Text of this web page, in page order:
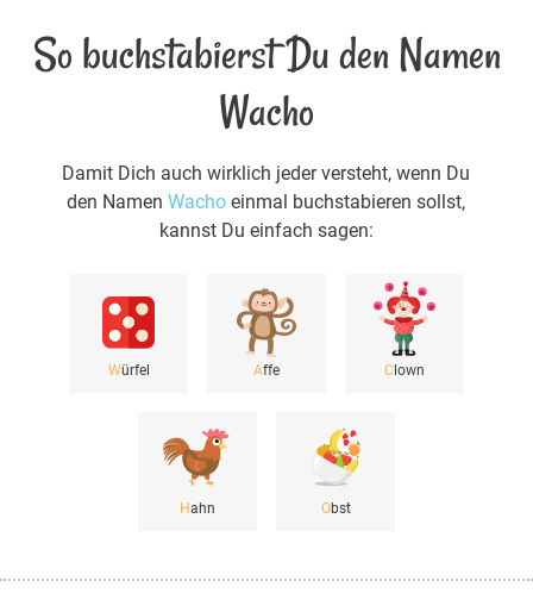
So buchstabierst Du den Namen
Wacho
Damit Dich auch wirklich jeder versteht, wenn Du
den NamenWacho einmal buchstabieren sollst,
kannst Du einfach sagen:
Würfel Affe Clown
Hahn Obst